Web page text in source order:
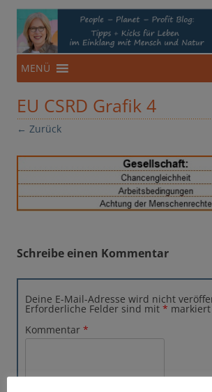
CSR-Beratung aus NRW
Für eine Ökonomie im Einklang mit Mensch
Zum
MENÜ
EU CSRD Grafik 4
← Zurück
Schreibe einen Kommentar
Deine E-Mail-Adresse wird nicht
Erforderliche Felder sind mit * markiert
Kommentar *